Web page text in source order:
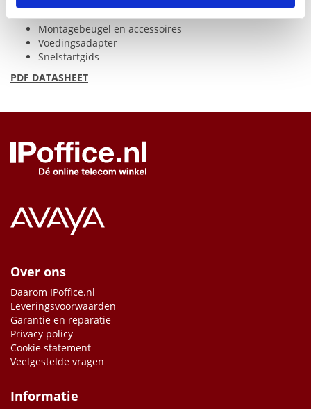
1,8 mHDMI-kabel
Montagebeugel en accessoires
Voedingsadapter
Snelstartgids
PDF DATASHEET
Over ons
Daarom IPoffice.nl
Leveringsvoorwaarden
Garantie en reparatie
Privacy policy
Cookie statement
Veelgestelde vragen
Informatie